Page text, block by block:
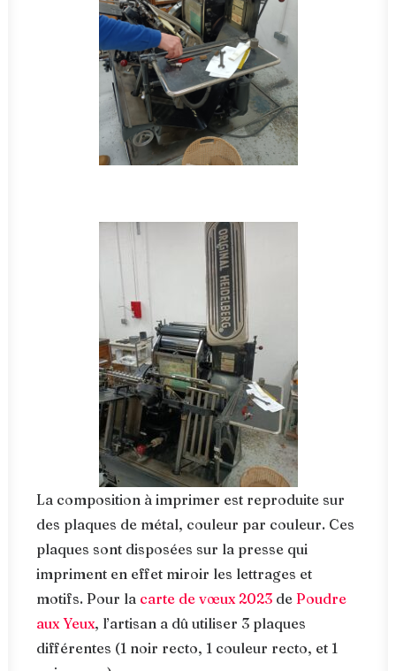
La composition à imprimer est reproduite sur
des plaques de métal, couleur par couleur. Ces
plaques sont disposées sur la presse qui
impriment en effet miroir les lettrages et
motifs. Pour la carte de vœux 2023 de Poudre
aux Yeux, l’artisan a dû utiliser 3 plaques
différentes (1 noir recto, 1 couleur recto, et 1